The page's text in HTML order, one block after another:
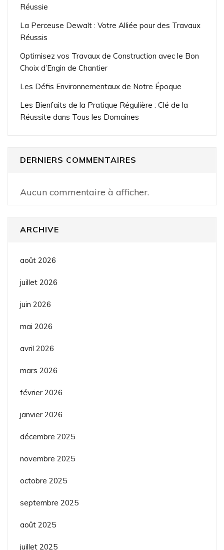
Réussie
La Perceuse Dewalt : Votre Alliée pour des Travaux
Réussis
Optimisez vos Travaux de Construction avec le Bon
Choix d’Engin de Chantier
Les Défis Environnementaux de Notre Époque
Les Bienfaits de la Pratique Régulière : Clé de la
Réussite dans Tous les Domaines
DERNIERS COMMENTAIRES
Aucun commentaire à afficher.
ARCHIVE
août 2026
juillet 2026
juin 2026
mai 2026
avril 2026
mars 2026
février 2026
janvier 2026
décembre 2025
novembre 2025
octobre 2025
septembre 2025
août 2025
juillet 2025